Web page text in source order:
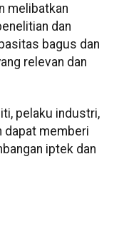
melibatkan
dan
bagus dan
relevan dan
pelaku industri,
dapat memberi
iptek dan